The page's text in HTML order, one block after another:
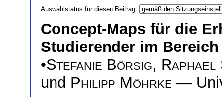
Auswahlstatus für diesen Beitrag:
Concept-Maps für die
Studierender im
•Stefanie Börsig,
und Philipp Möhrke —